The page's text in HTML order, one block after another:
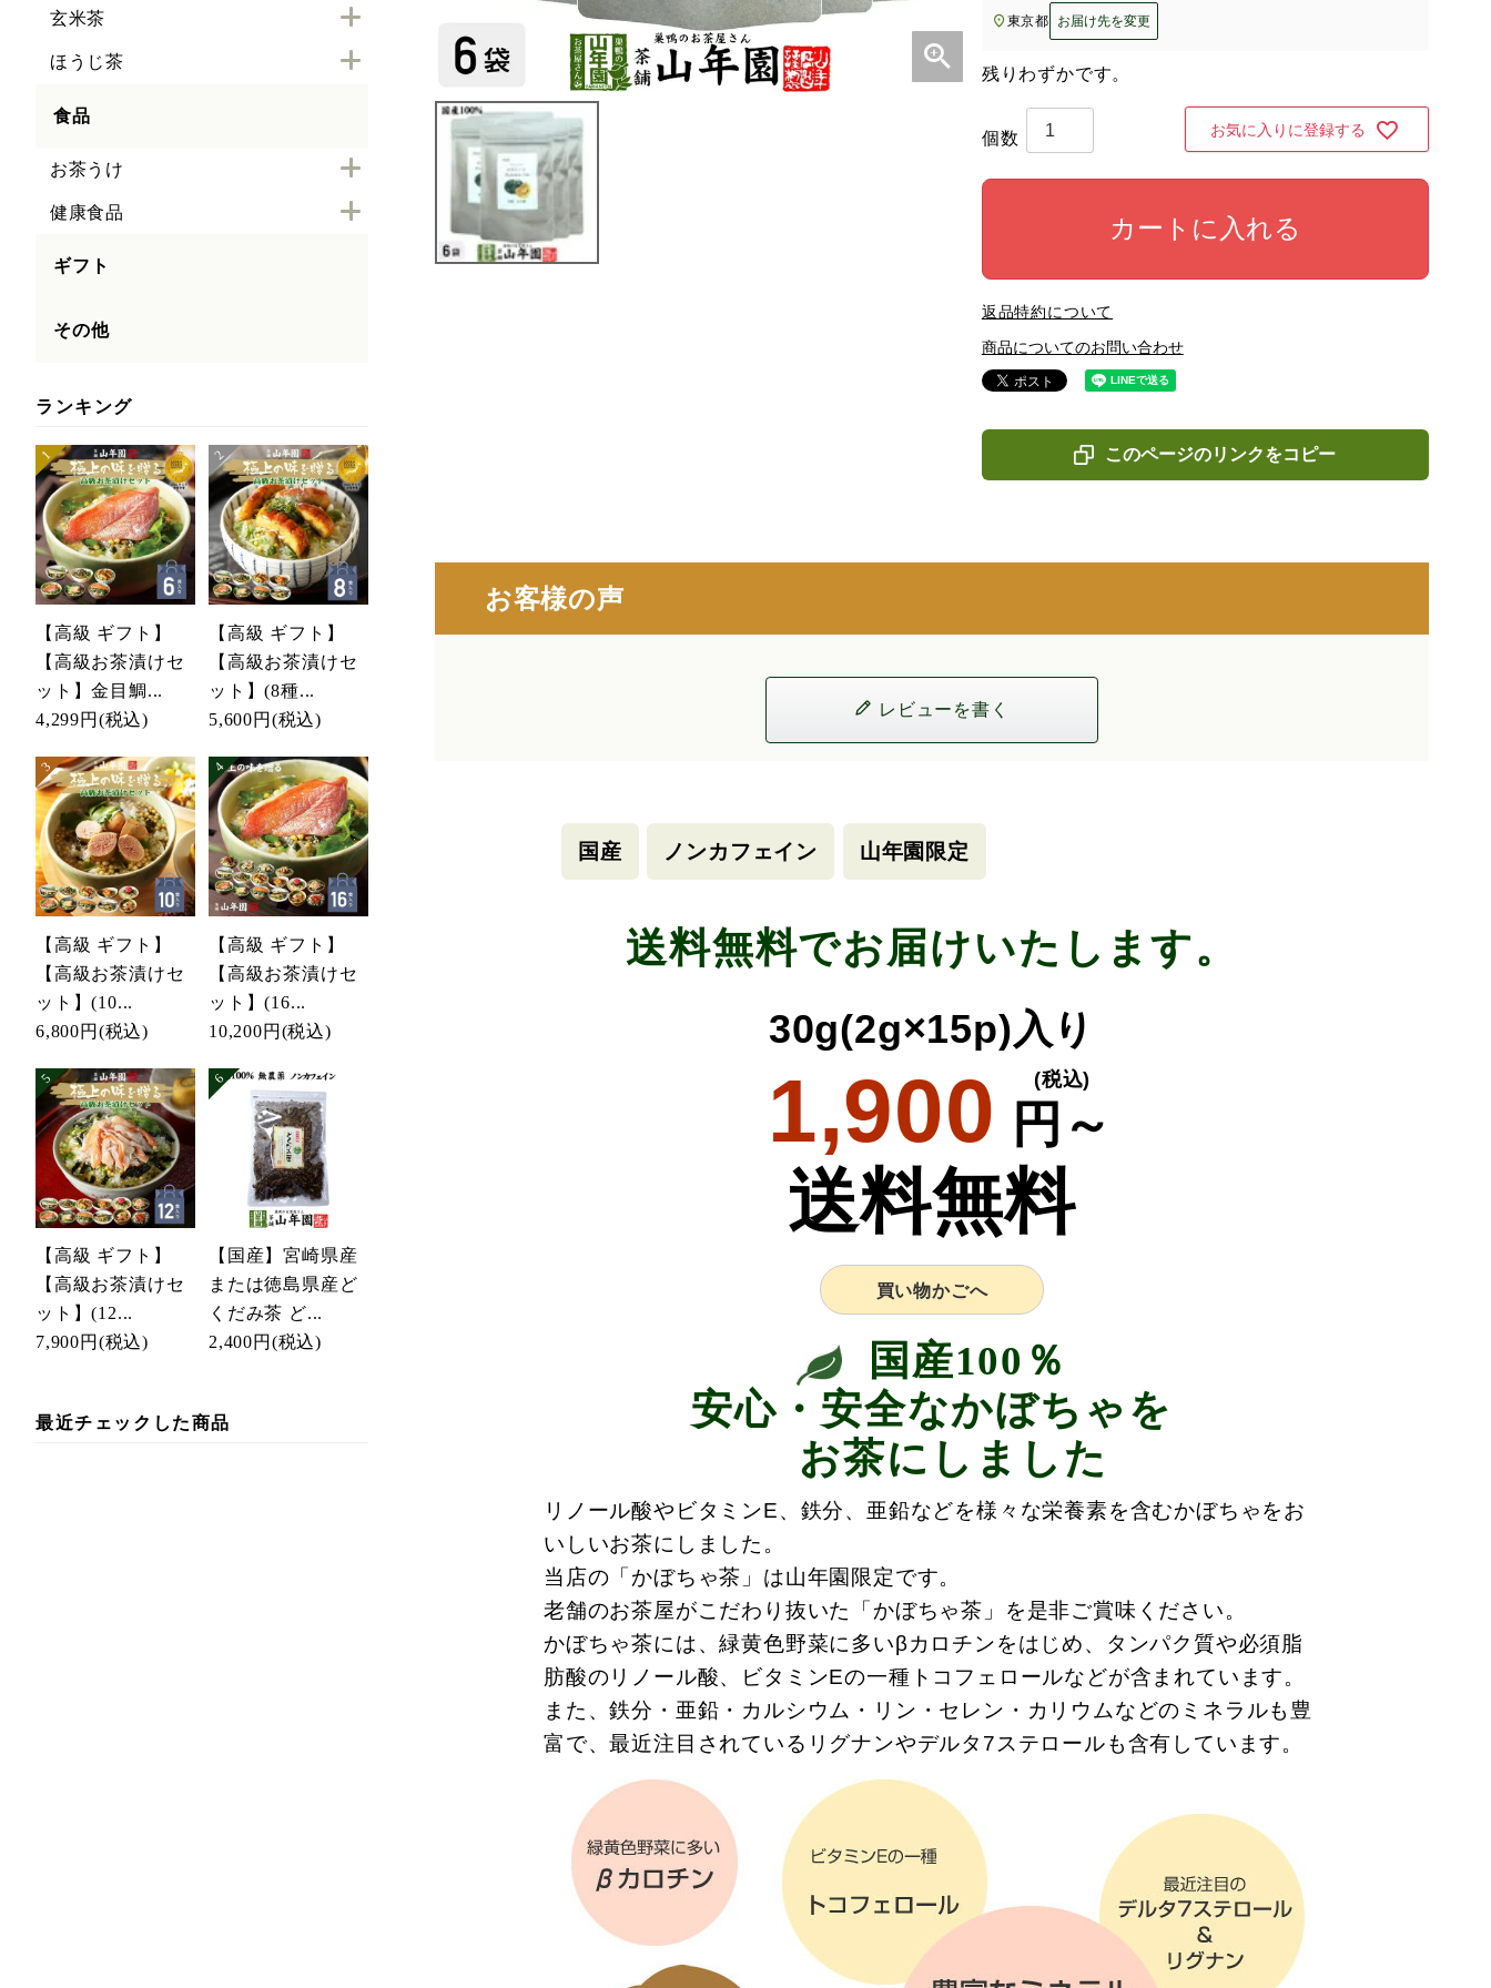
玄米茶
ほうじ茶
食品
お茶うけ
健康食品
ギフト
その他
ランキング
【高級 ギフト】
【高級お茶漬けセ
ット】金目鯛...
4,299円 (税込)
【高級 ギフト】
【高級お茶漬けセ
ット】(8種...
5,600円 (税込)
【高級 ギフト】
【高級お茶漬けセ
ット】(10...
6,800円 (税込)
【高級 ギフト】
【高級お茶漬けセ
ット】(16...
10,200円 (税込)
【高級 ギフト】
【高級お茶漬けセ
ット】(12...
7,900円 (税込)
【国産】宮崎県産
または徳島県産ど
くだみ茶 ど...
2,400円 (税込)
最近チェックした商品
東京都 お届け先を変更
残りわずかです。
お気に入りに登録する
カートに入れる
返品特約について
商品についてのお問い合わせ
このページのリンクをコピー
お客様の声
レビューを書く
国産 ノンカフェイン 山年園限定
送料無料でお届けいたします。
30g(2g×15p)入り
1,900 円～
(税込)
送料無料
買い物かごへ
国産100％
安心・安全なかぼちゃを
お茶にしました
リノール酸やビタミンE、鉄分、亜鉛などを様々な栄養素を含むかぼちゃをお
いしいお茶にしました。
当店の「かぼちゃ茶」は山年園限定です。
老舗のお茶屋がこだわり抜いた「かぼちゃ茶」を是非ご賞味ください。
かぼちゃ茶には、緑黄色野菜に多いβカロチンをはじめ、タンパク質や必須脂
肪酸のリノール酸、ビタミンEの一種トコフェロールなどが含まれています。
また、鉄分・亜鉛・カルシウム・リン・セレン・カリウムなどのミネラルも豊
富で、最近注目されているリグナンやデルタ7ステロールも含有しています。